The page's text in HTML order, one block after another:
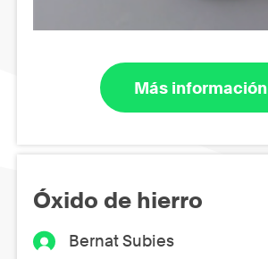
Más información
Óxido de hierro
Bernat Subies